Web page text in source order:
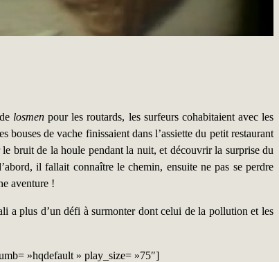
losmen pour les routards, les surfeurs cohabitaient avec les
bouses de vache finissaient dans l’assiette du petit restaurant
bruit de la houle pendant la nuit, et découvrir la surprise du
il fallait connaître le chemin, ensuite ne pas se perdre
aventure !
a plus d’un défi à surmonter dont celui de la pollution et les
»hqdefault » play_size= »75″]